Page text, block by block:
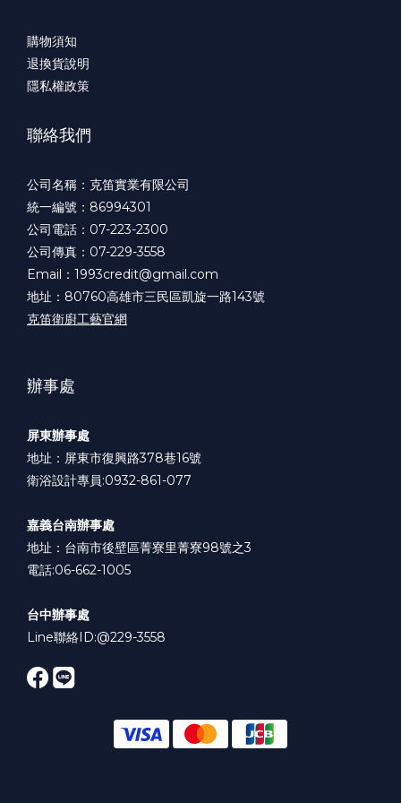
購物須知
退換貨說明
隱私權政策
聯絡我們
公司名稱：克笛實業有限公司
統一編號：86994301
公司電話：07-223-2300
公司傳真：07-229-3558
Email：1993credit@gmail.com
地址：80760高雄市三民區凱旋一路143號
克笛衛廚工藝官網
辦事處
屏東辦事處
地址：屏東市復興路378巷16號
衛浴設計專員:0932-861-077
嘉義台南辦事處
地址：台南市後壁區菁寮里菁寮98號之3
電話:06-662-1005
台中辦事處
Line聯絡ID:@229-3558